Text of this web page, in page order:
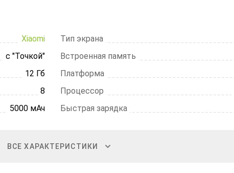
Xiaomi Тип экрана
с "Точкой" Встроенная память
12 Гб Платформа
8 Процессор
5000 мАч Быстрая зарядка
ВСЕ ХАРАКТЕРИСТИКИ